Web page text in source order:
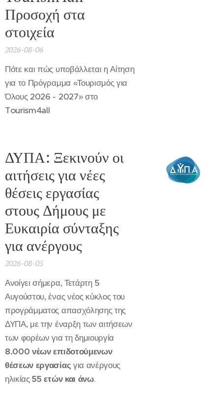
Προσοχή στα
στοιχεία
2026-08-06
Πότε και πώς υποβάλλεται η Αίτηση
για το Πρόγραμμα «Τουρισμός για
Όλους 2026 - 2027» στο
Tourism4all
ΔΥΠΑ: Ξεκινούν οι
αιτήσεις για νέες
θέσεις εργασίας
στους Δήμους με
Ευκαιρία σύνταξης
για ανέργους
2026-08-05
Ανοίγει σήμερα, Τετάρτη 5
Αυγούστου, ένας νέος κύκλος του
προγράμματος απασχόλησης της
ΔΥΠΑ, με την έναρξη των αιτήσεων
των φορέων για τη δημιουργία
8.000 νέων επιδοτούμενων
θέσεων εργασίας για ανέργους
ηλικίας55 ετών και άνω.